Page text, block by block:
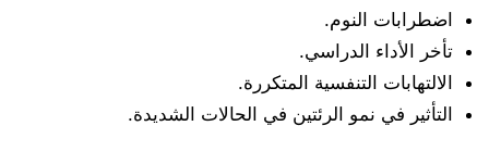
اضطرابات النوم.
تأخر الأداء الدراسي.
الالتهابات التنفسية المتكررة.
التأثير في نمو الرئتين في الحالات الشديدة.